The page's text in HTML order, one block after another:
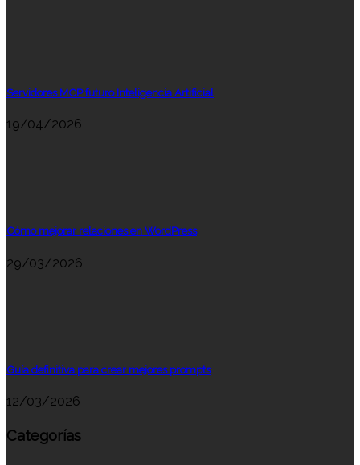
Servidores MCP futuro Inteligencia Artificial
19/04/2026
Cómo mejorar relaciones en WordPress
29/03/2026
Guía definitiva para crear mejores prompts
12/03/2026
Categorías